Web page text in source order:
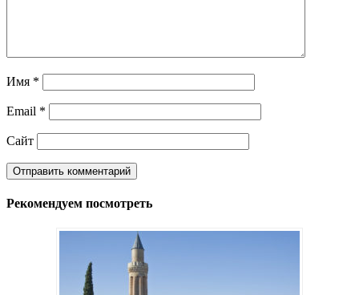
Имя *
Email *
Сайт
Рекомендуем посмотреть